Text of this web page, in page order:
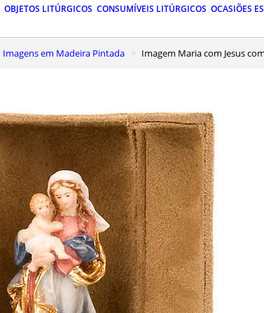
OBJETOS LITÚRGICOS CONSUMÍVEIS LITÚRGICOS OCASIÕES
Imagens em Madeira Pintada Imagem Maria com Jesus